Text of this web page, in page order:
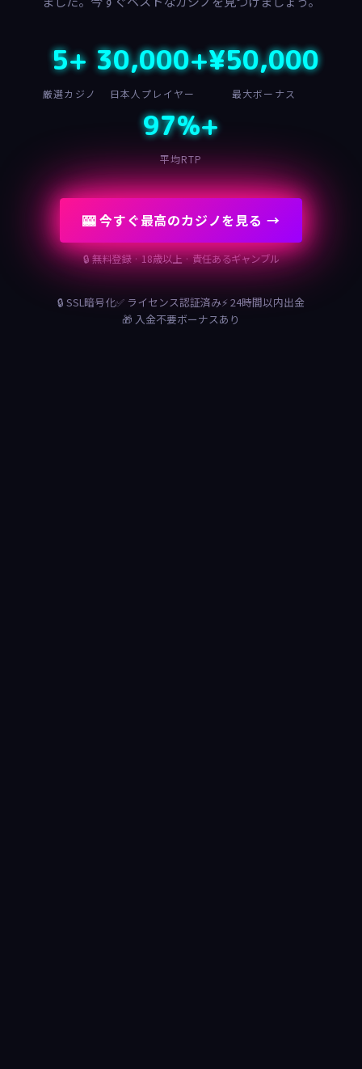
5+
厳選カジノ
30,000+
日本人プレイヤー
¥50,000
最大ボーナス
97%+
平均RTP
🎰 今すぐ最高のカジノを見る →
🔒 無料登録 · 18歳以上 · 責任あるギャンブル
🔒 SSL暗号化✅ ライセンス認証済み⚡ 24時間以内出金
🎁 入金不要ボーナスあり